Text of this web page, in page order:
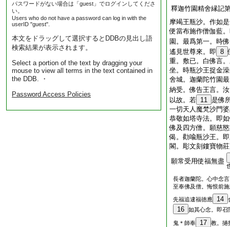
パスワードがない場合は「guest」でログインしてくださ
い。
Users who do not have a password can log in with the
userID "guest".
本文をドラッグして選択するとDDBの見出し語
検索結果が表示されます。
Select a portion of the text by dragging your
mouse to view all terms in the text contained in
the DDB. ・
Password Access Policies
釋迦竹園精舍縁記
摩竭王瓶沙。作如
便當布施作僧伽藍
園。最爲第一。時
遙見世尊來。即 8
重。敷已。白佛言
坐。時瓶沙王捉金
舍城。迦蘭陀竹園
納受。佛告王言。
以故。若 11 是佛
一切天人魔梵沙門
恭敬如塔寺法。即
佛及四方僧。願慈
偈。勸喩瓶沙王。
閣。彫文刻鏤寶物
願常受用使福無盡
長者迦蘭陀。心中念
至奉佛及僧。悔恨前
先福追逮福徳應 14
16 如其心念。即召
鬼＊師奉 17
教。撾